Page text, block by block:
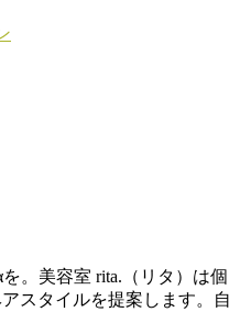
。美容室 rita.（リタ）は個
スタイルを提案します。自